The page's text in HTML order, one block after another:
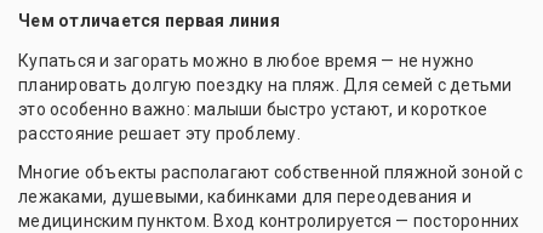
Чем отличается первая линия
Купаться и загорать можно в любое время — не нужно
планировать долгую поездку на пляж. Для семей с детьми
это особенно важно: малыши быстро устают, и короткое
расстояние решает эту проблему.
Многие объекты располагают собственной пляжной зоной с
лежаками, душевыми, кабинками для переодевания и
медицинским пунктом. Вход контролируется — посторонних